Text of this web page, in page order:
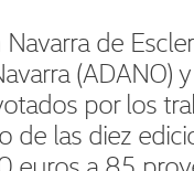
de
(ADANO)
por los
las diez